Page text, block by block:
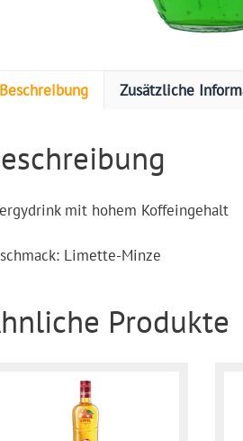
Beschreibung Zusätzliche
mit hohem Koffeingehalt
Limette-Minze
Produkte